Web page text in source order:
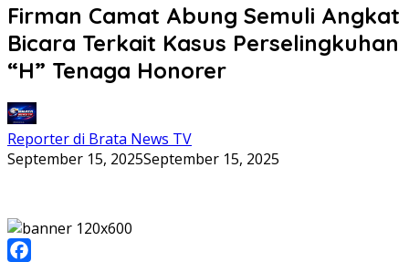
Firman Camat Abung Semuli Angkat
Bicara Terkait Kasus Perselingkuhan
“H” Tenaga Honorer
Reporter di Brata News TV
September 15, 2025September 15, 2025